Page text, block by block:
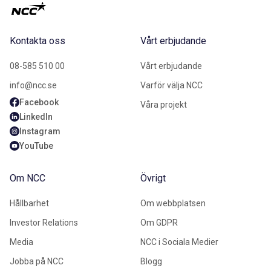
Bolagsstyrningsrapporter
Bolagsstyrningsrapport 2019
Bolagsstyrningsrapport 2015
Bolagsstyrningsrapport 2014
Bolagsstyrningsrapport 2013
Bolagsstyrningsrapport 2011
Bolagsstyrningsrapport 2010
Bolagsstyrningsrapport 2006
Kontakta oss
08-585 510 00
info@ncc.se
Facebook
LinkedIn
Instagram
YouTube
Vårt erbjudande
Vårt erbjudande
Varför välja NCC
Våra projekt
Om NCC
Hållbarhet
Investor Relations
Media
Jobba på NCC
Övrigt
Om webbplatsen
Om GDPR
NCC i Sociala Medier
Blogg